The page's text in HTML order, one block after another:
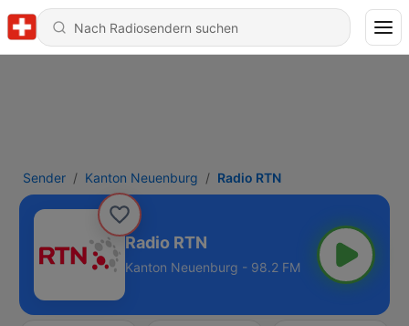
Sender Kanton Neuenburg Radio RTN
Radio RTN
Kanton Neuenburg - 98.2 FM